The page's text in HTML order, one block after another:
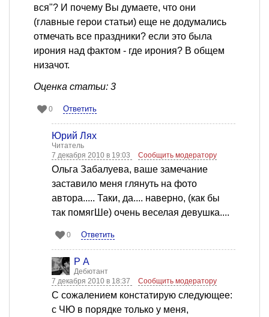
вся"? И почему Вы думаете, что они
(главные герои статьи) еще не додумались
отмечать все праздники? если это была
ирония над фактом - где ирония? В общем
низачот.
Оценка статьи: 3
0 Ответить
Юрий Лях
Читатель
7 декабря 2010 в 19:03
Сообщить модератору
Ольга Забалуева, ваше замечание
заставило меня глянуть на фото
автора..... Таки, да.... наверно, (как бы
так помягШе) очень веселая девушка....
0 Ответить
Р А
Дебютант
7 декабря 2010 в 18:37
Сообщить модератору
С сожалением констатирую следующее:
с ЧЮ в порядке только у меня,